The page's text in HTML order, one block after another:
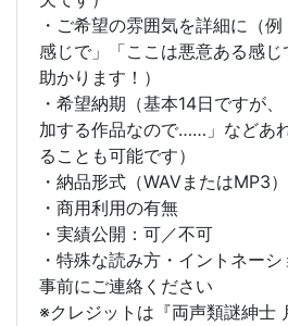
・ご希望の雰囲気を詳細に（
感じで」「ここは悪意ある感
助かります！）
・希望納期（基本14日ですが
加する作品なので……」などあ
ることも可能です）
・納品形式（WAVまたはMP3）
・商用利用の有無
・実績公開：可／不可
・特殊な読み方・イントネー
事前にご連絡ください
※クレジットは『両声類謎紳士